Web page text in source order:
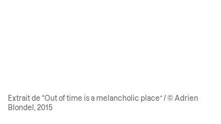
Extrait de “Out of time is a melancholic place” / © Adrien
Blondel, 2015